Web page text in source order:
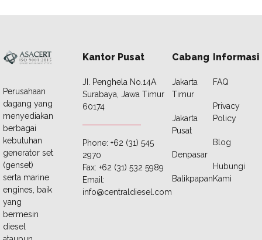
Perusahaan
dagang yang
menyediakan
berbagai
kebutuhan
generator set
(genset)
serta marine
engines, baik
yang
bermesin
diesel
Kantor Pusat
JI. Penghela No.14A
Surabaya, Jawa Timur
60174
Phone: +62 (31) 545
2970
Fax: +62 (31) 532 5989
Email:
info@centraldiesel.com
Cabang
Jakarta
Timur
Jakarta
Pusat
Denpasar
Balikpapan
Informasi
FAQ
Privacy
Policy
Blog
Hubungi
Kami